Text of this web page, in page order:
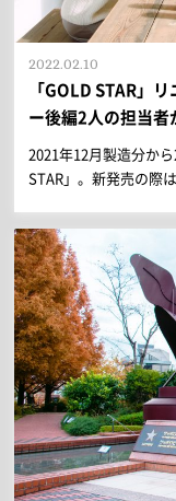
「GOLD STAR」
ー後編2人の担当者
2022.02.10
2021年12月製造分か
STAR」。新発売の際